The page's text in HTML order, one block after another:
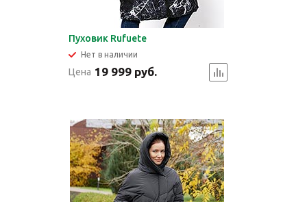
Пуховик Rufuete
Нет в наличии
Цена 19 999 руб.